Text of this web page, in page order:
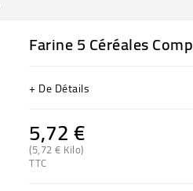
Farine 5 Céréales
+ De Détails
5,72 €
(5,72 € Kilo)
TTC